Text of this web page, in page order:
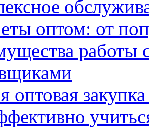
оптом: от
работы
оптовая